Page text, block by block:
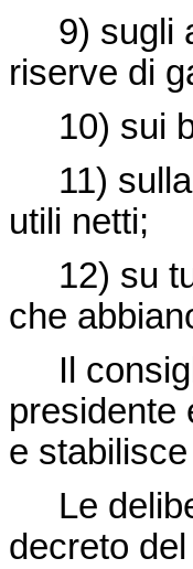
9) sugli
riserve di
10) sui
11) sulla
utili netti;
12) su
che
Il
presidente
e
Le
decreto